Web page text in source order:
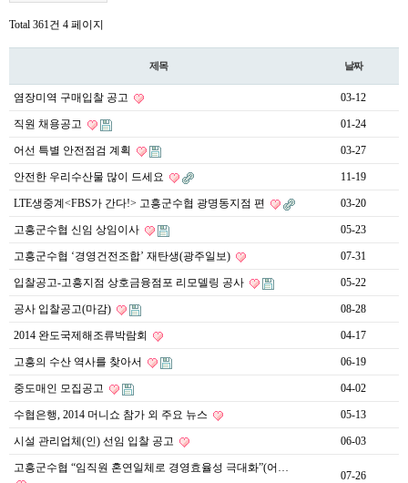
Total 361건 4 페이지
제목 날짜
염장미역 구매입찰 공고 03-12
직원 채용공고 01-24
어선 특별 안전점검 계획 03-27
안전한 우리수산물 많이 드세요 11-19
LTE생중계<FBS가 간다!> 고흥군수협 광명동지점 편 03-20
고흥군수협 신임 상임이사 05-23
고흥군수협 ‘경영건전조합’ 재탄생(광주일보) 07-31
입찰공고-고흥지점 상호금융점포 리모델링 공사 05-22
공사 입찰공고(마감) 08-28
2014 완도국제해조류박람회 04-17
고흥의 수산 역사를 찾아서 06-19
중도매인 모집공고 04-02
수협은행, 2014 머니쇼 참가 외 주요 뉴스 05-13
시설 관리업체(인) 선임 입찰 공고 06-03
고흥군수협 “임직원 혼연일체로 경영효율성 극대화”(어…
07-26